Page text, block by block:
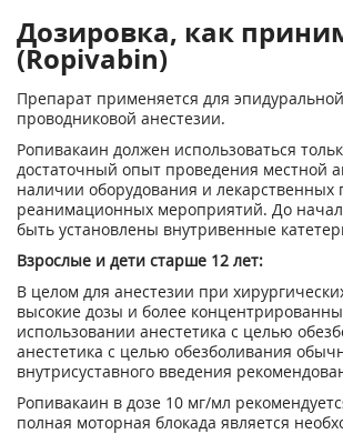
Дозировка, как
(Ropivabin)
Препарат применяется для
проводниковой анестезии.
Ропивакаин должен использоваться
достаточный опыт проведения местной
наличии оборудования и
реанимационных мероприятий. До
быть установлены внутривенные
Взрослые и дети старше 12 лет:
В целом для анестезии при
высокие дозы и более
использовании анестетика с целью
анестетика с целью обезболивания
внутрисуставного введения
Ропивакаин в дозе 10 мг/мл
полная моторная блокада является